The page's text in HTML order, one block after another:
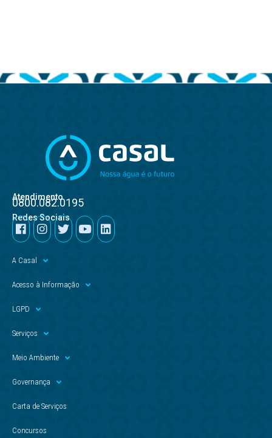
Atendimento
0800.082.0195
Redes Sociais
A Casal
Acesso à Informação
LGPD
Serviços
Meio Ambiente
Governança
Carta de Serviços
Concursos